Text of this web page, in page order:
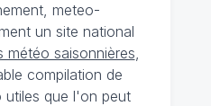
meteo-
un site national
météo saisonnières,
compilation de
utiles que l'on peut